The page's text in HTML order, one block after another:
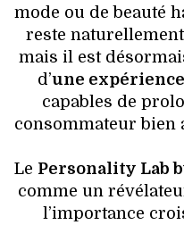
mode ou de beauté
reste
mais il est
d’une expérience
capables de
consommateur bien
Le Personality Lab
comme un
l’importance